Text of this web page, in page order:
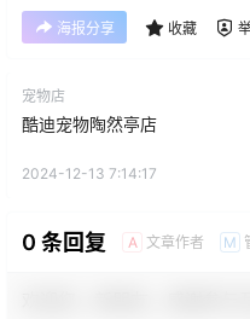
海报分享 收藏
宠物店
酷迪宠物陶然亭店
2024-12-13 7:14:17
0 条回复 A 文章作者 M